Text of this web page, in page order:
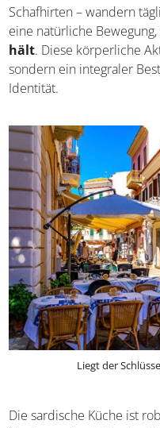
Das Leben hier folgt
Jahrhunderten
die Schafhirten –
Berge, eine natürliche
ihrer Identität.
Liegt der Schlüssel